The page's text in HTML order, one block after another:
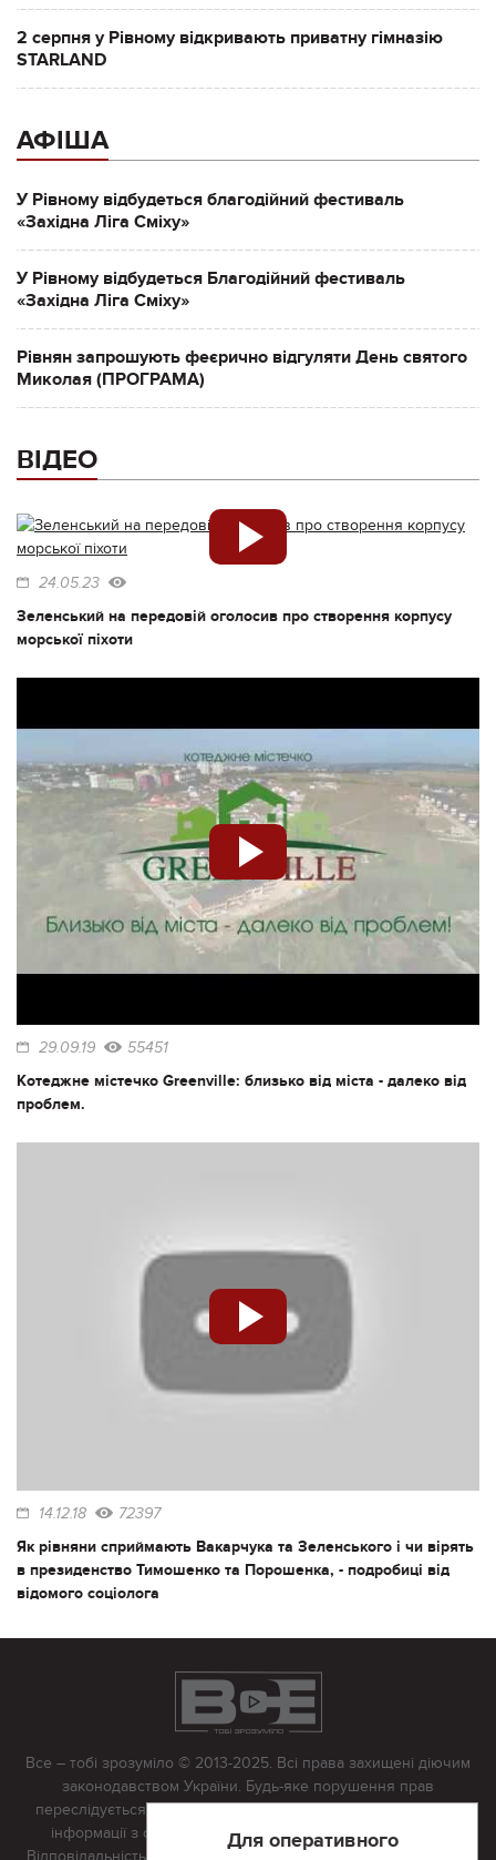
2 серпня у Рівному відкривають приватну гімназію
STARLAND
АФІША
У Рівному відбудеться благодійний фестиваль
«Західна Ліга Сміху»
У Рівному відбудеться Благодійний фестиваль
«Західна Ліга Сміху»
Рівнян запрошують феєрично відгуляти День святого
Миколая (ПРОГРАМА)
ВІДЕО
24.05.23
Зеленський на передовій оголосив про створення корпусу
морської піхоти
29.09.19 55451
Котеджне містечко Greenville: близько від міста - далеко від
проблем.
14.12.18 72397
Як рівняни сприймають Вакарчука та Зеленського і чи вірять
в президенство Тимошенко та Порошенка, - подробиці від
відомого соціолога
Для оперативного
Все – тобі зрозуміло © 2013-2025. Всі права захищені діючим
законодавством України. Будь-яке порушення прав
переслідується в судовому порядку. Будь-яке відтворення
інформації з сайту тільки з письмово дозволу редакції.
Відповідальність за достовірність усіх матеріалів, розміщених